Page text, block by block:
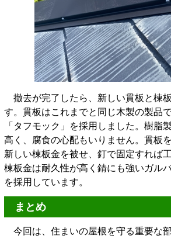
撤去が完了したら、新しい貫板と棟
す。貫板はこれまでと同じ木製の製品
「タフモック」を採用しました。樹脂
高く、腐食の心配もいりません。貫板
新しい棟板金を被せ、釘で固定すれば
棟板金は耐久性が高く錆にも強いガル
を採用しています。
まとめ
今回は、住まいの屋根を守る重要な